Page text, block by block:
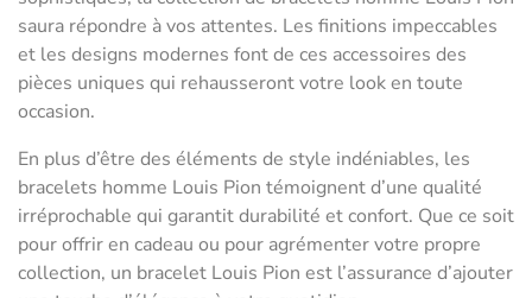
saura répondre à vos attentes. Les finitions impeccables
et les designs modernes font de ces accessoires des
pièces uniques qui rehausseront votre look en toute
occasion.
En plus d’être des éléments de style indéniables, les
bracelets homme Louis Pion témoignent d’une qualité
irréprochable qui garantit durabilité et confort. Que ce soit
pour offrir en cadeau ou pour agrémenter votre propre
collection, un bracelet Louis Pion est l’assurance d’ajouter